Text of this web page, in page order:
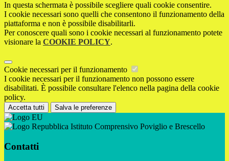
In questa schermata è possibile scegliere quali cookie consentire.
I cookie necessari sono quelli che consentono il funzionamento della
piattaforma e non è possibile disabilitarli.
Per conoscere quali sono i cookie necessari al funzionamento potete
visionare la COOKIE POLICY.
Cookie necessari per il funzionamento
I cookie necessari per il funzionamento non possono essere
disabilitati. È possibile consultare l'elenco nella pagina della cookie
policy.
Accetta tutti Salva le preferenze
Istituto Comprensivo Poviglio e Brescello
Contatti